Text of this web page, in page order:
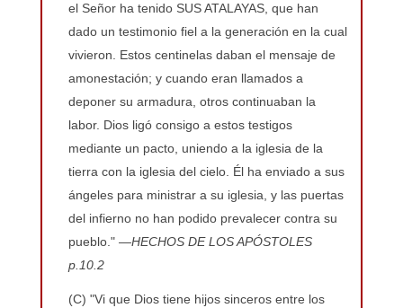
el Señor ha tenido SUS ATALAYAS, que han
dado un testimonio fiel a la generación en la cual
vivieron. Estos centinelas daban el mensaje de
amonestación; y cuando eran llamados a
deponer su armadura, otros continuaban la
labor. Dios ligó consigo a estos testigos
mediante un pacto, uniendo a la iglesia de la
tierra con la iglesia del cielo. Él ha enviado a sus
ángeles para ministrar a su iglesia, y las puertas
del infierno no han podido prevalecer contra su
pueblo." —HECHOS DE LOS APÓSTOLES
p.10.2
(C) "Vi que Dios tiene hijos sinceros entre los